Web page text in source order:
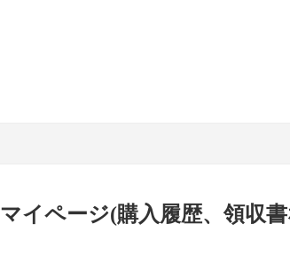
マイページ(購入履歴、領収